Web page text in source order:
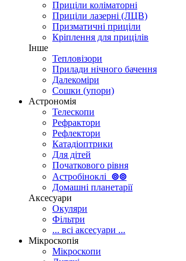
Приціли коліматорні
Приціли лазерні (ЛЦВ)
Призматичні приціли
Кріплення для прицілів
Інше
Тепловізори
Прилади нічного бачення
Далекоміри
Сошки (упори)
Астрономія
Телескопи
Рефрактори
Рефлектори
Катадіоптрики
Для дітей
Початкового рівня
Астробіноклі ⊚⊚
Домашні планетарії
Аксесуари
Окуляри
Фільтри
... всі аксесуари ...
Мікроскопія
Мікроскопи